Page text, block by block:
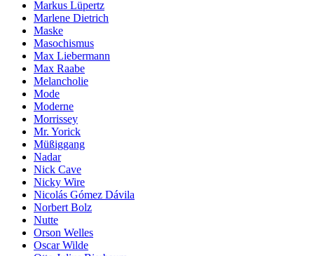
Markus Lüpertz
Marlene Dietrich
Maske
Masochismus
Max Liebermann
Max Raabe
Melancholie
Mode
Moderne
Morrissey
Mr. Yorick
Müßiggang
Nadar
Nick Cave
Nicky Wire
Nicolás Gómez Dávila
Norbert Bolz
Nutte
Orson Welles
Oscar Wilde